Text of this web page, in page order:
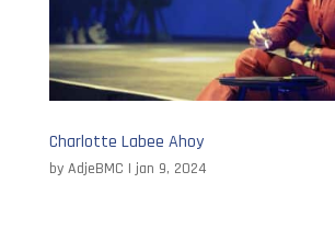
Charlotte Labee Ahoy
by AdjeBMC | jan 9, 2024